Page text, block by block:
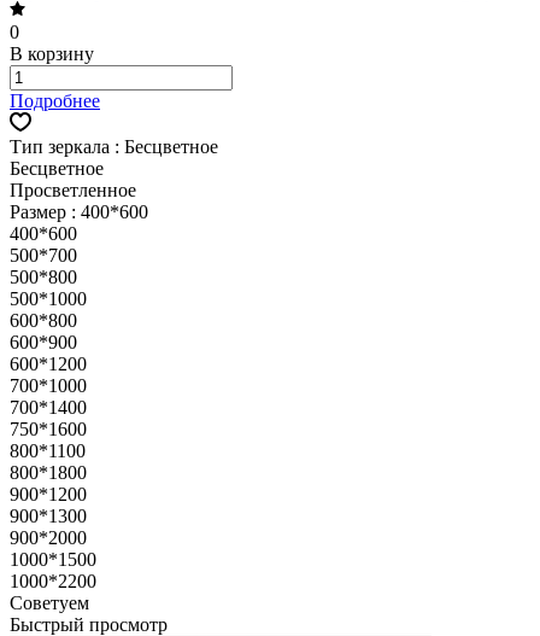
0
В корзину
Подробнее
Тип зеркала : Бесцветное
Бесцветное
Просветленное
Размер : 400*600
400*600
500*700
500*800
500*1000
600*800
600*900
600*1200
700*1000
700*1400
750*1600
800*1100
800*1800
900*1200
900*1300
900*2000
1000*1500
1000*2200
Советуем
Быстрый просмотр